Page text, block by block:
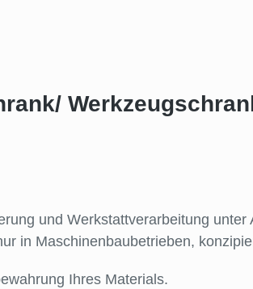
und Werkstattverarbeitung
in Maschinenbaubetrieben,
Ihres Materials.